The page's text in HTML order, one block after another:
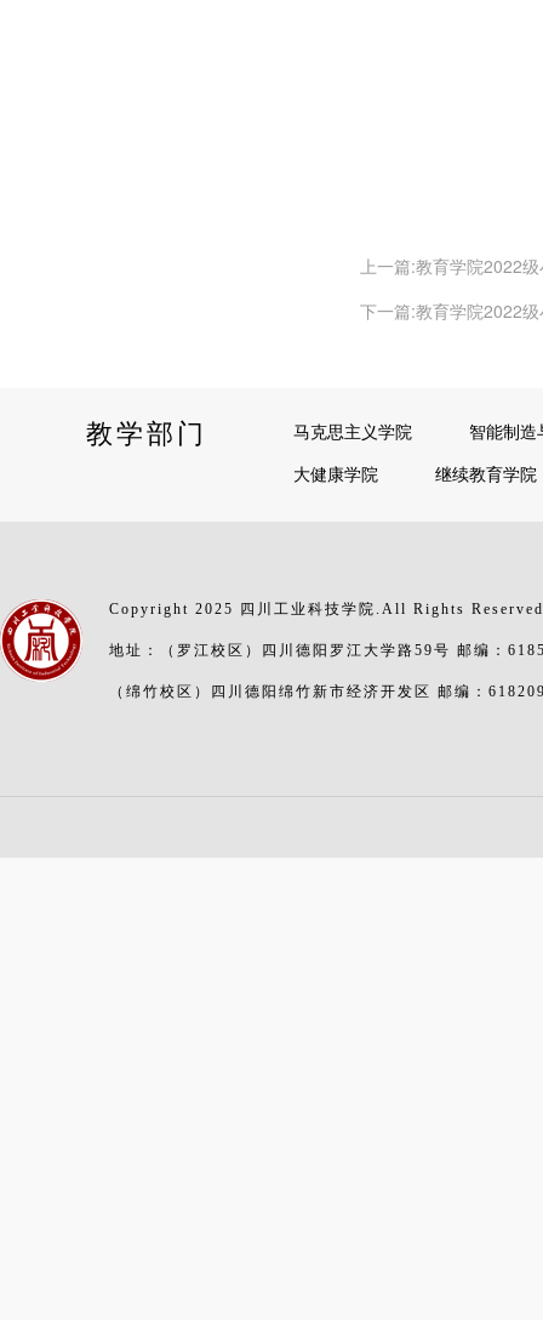
上一篇:教育学院2022
下一篇:教育学院2022
教学部门 马克思主义学院
智能制造
大健康学院
继续教育学院
Copyright 2025 四川工业科技学院.All Rights
地址：（罗江校区）四川德阳罗江大学路59号 邮编：
（绵竹校区）四川德阳绵竹新市经济开发区 邮编：